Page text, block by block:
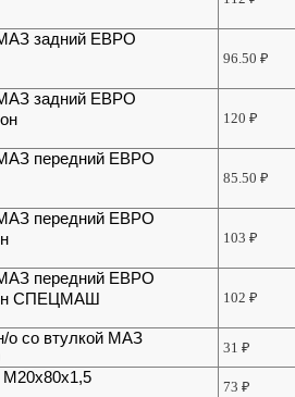
задний ЕВРО
96.50₽
задний ЕВРО
120₽
передний ЕВРО
85.50₽
передний ЕВРО
103₽
передний ЕВРО
СПЕЦМАШ
102₽
о со втулкой МАЗ
31₽
73₽